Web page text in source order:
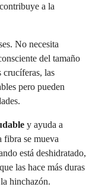
a la
No necesita
del tamaño
crucíferas, las
pero pueden
y ayuda a
fibra se mueva
está deshidratado,
las hace más duras
hinchazón.